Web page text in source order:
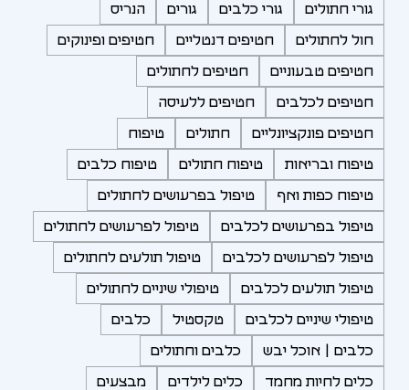
גורי חתולים גורי כלבים גורים הנריס
חול לחתולים חטיפים דנטליים חטיפים ופינוקים
חטיפים טבעוניים חטיפים לחתולים
חטיפים לכלבים חטיפים ללעיסה
חטיפים פונקציונליים חתולים טיפוח
טיפוח ובריאות טיפוח חתולים טיפוח כלבים
טיפוח כפות ואף טיפול בפרעושים לחתולים
טיפול בפרעושים לכלבים טיפול לפרעושים לחתולים
טיפול לפרעושים לכלבים טיפול תולעים לחתולים
טיפול תולעים לכלבים טיפולי שיניים לחתולים
טיפולי שיניים לכלבים טקסטיל כלבים
כלבים | אוכל יבש כלבים וחתולים
כלים לחיות מחמד כלים לילדים מבצעים